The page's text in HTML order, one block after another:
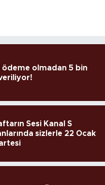
ödeme olmadan 5 bin
Sesi Kanal S
sizlerle 22 Ocak